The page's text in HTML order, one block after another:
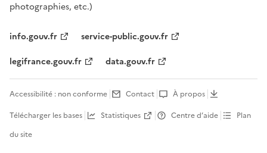
photographies, etc.)
info.gouv.fr
service-public.gouv.fr
legifrance.gouv.fr
data.gouv.fr
Accessibilité : non conforme Contact
À propos
Télécharger les bases
Statistiques Centre d’aide
Plan
du site